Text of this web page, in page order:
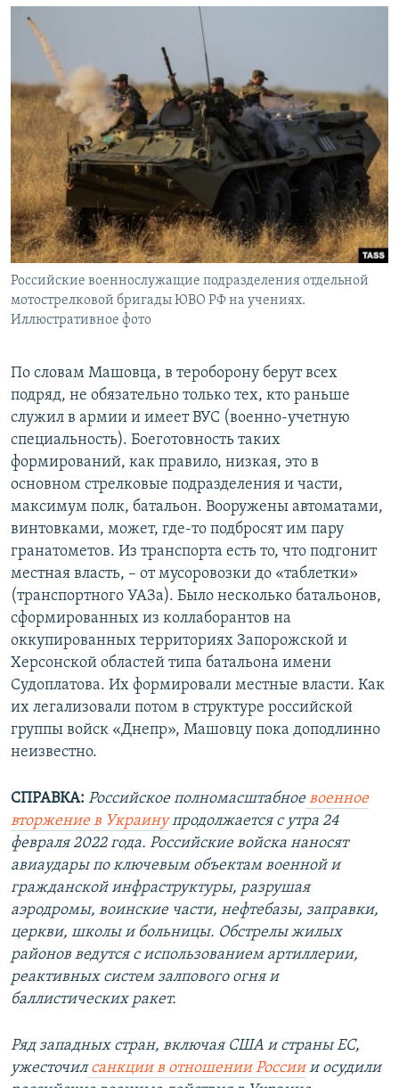
Российские военнослужащие подразделения отдельной
мотострелковой бригады ЮВО РФ на учениях.
Иллюстративное фото
По словам Машовца, в тероборону берут всех
подряд, не обязательно только тех, кто раньше
служил в армии и имеет ВУС (военно-учетную
специальность). Боеготовность таких
формирований, как правило, низкая, это в
основном стрелковые подразделения и части,
максимум полк, батальон. Вооружены автоматами,
винтовками, может, где-то подбросят им пару
гранатометов. Из транспорта есть то, что подгонит
местная власть, – от мусоровозки до «таблетки»
(транспортного УАЗа). Было несколько батальонов,
сформированных из коллаборантов на
оккупированных территориях Запорожской и
Херсонской областей типа батальона имени
Судоплатова. Их формировали местные власти. Как
их легализовали потом в структуре российской
группы войск «Днепр», Машовцу пока доподлинно
неизвестно.
СПРАВКА: Российское полномасштабноевоенное
вторжение в Украинупродолжается с утра 24
февраля 2022 года. Российские войска наносят
авиаудары по ключевым объектам военной и
гражданской инфраструктуры, разрушая
аэродромы, воинские части, нефтебазы, заправки,
церкви, школы и больницы. Обстрелы жилых
районов ведутся с использованием артиллерии,
реактивных систем залпового огня и
баллистических ракет.
Ряд западных стран, включая США и страны ЕС,
ужесточилсанкции в отношении Россиии осудили